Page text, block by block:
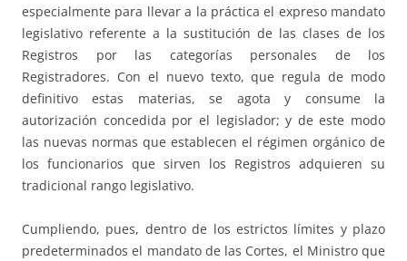
especialmente para llevar a la práctica el expreso mandato
legislativo referente a la sustitución de las clases de los
Registros por las categorías personales de los
Registradores. Con el nuevo texto, que regula de modo
definitivo estas materias, se agota y consume la
autorización concedida por el legislador; y de este modo
las nuevas normas que establecen el régimen orgánico de
los funcionarios que sirven los Registros adquieren su
tradicional rango legislativo.
Cumpliendo, pues, dentro de los estrictos límites y plazo
predeterminados el mandato de las Cortes, el Ministro que